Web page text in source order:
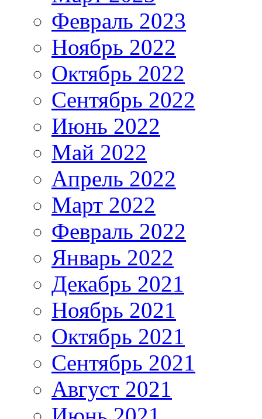
Февраль 2023
Ноябрь 2022
Октябрь 2022
Сентябрь 2022
Июнь 2022
Май 2022
Апрель 2022
Март 2022
Февраль 2022
Январь 2022
Декабрь 2021
Ноябрь 2021
Октябрь 2021
Сентябрь 2021
Август 2021